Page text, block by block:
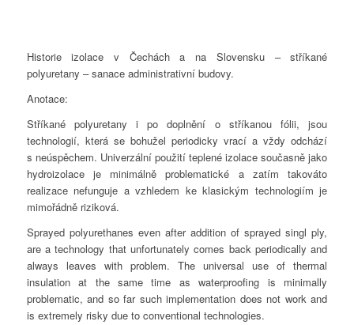
Historie izolace v Čechách a na Slovensku – stříkané
polyuretany – sanace administrativní budovy.
Anotace:
Stříkané polyuretany i po doplnění o stříkanou fólii, jsou
technologií, která se bohužel periodicky vrací a vždy odchází
s neúspěchem. Univerzální použití teplené izolace současně jako
hydroizolace je minimálně problematické a zatím takováto
realizace nefunguje a vzhledem ke klasickým technologiím je
mimořádně riziková.
Sprayed polyurethanes even after addition of sprayed singl ply,
are a technology that unfortunately comes back periodically and
always leaves with problem. The universal use of thermal
insulation at the same time as waterproofing is minimally
problematic, and so far such implementation does not work and
is extremely risky due to conventional technologies.